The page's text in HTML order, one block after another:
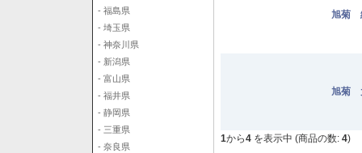
- 福島県
- 埼玉県
- 神奈川県
- 新潟県
- 富山県
- 福井県
- 静岡県
- 三重県
- 奈良県
旭菊
旭菊
1から4 を表示中 (商品の数: 4)